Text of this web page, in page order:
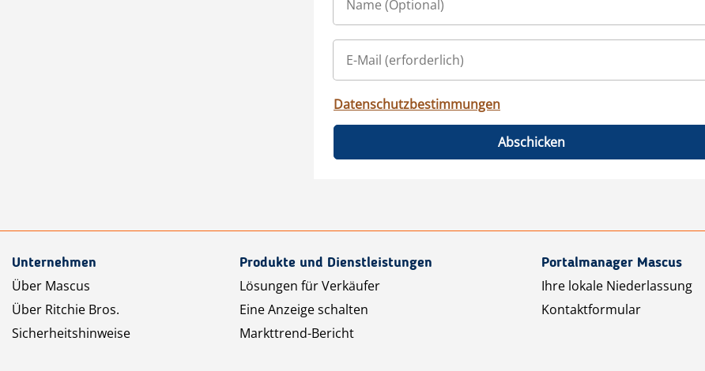
Datenschutzbestimmungen
Abschicken
Unternehmen
Über Mascus
Über Ritchie Bros.
Sicherheitshinweise
Produkte und Dienstleistungen
Lösungen für Verkäufer
Eine Anzeige schalten
Markttrend-Bericht
Portalmanager Mascus
Ihre lokale Niederlassung
Kontaktformular